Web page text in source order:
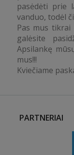
pasėdėti prie
vanduo, todėl
Pas mus
galėsite
Apsilankę
mus!!!
Kviečiame
PARTNERIAI